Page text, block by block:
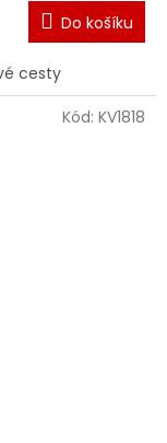
Do košíku
cesty
Kód: KV1818